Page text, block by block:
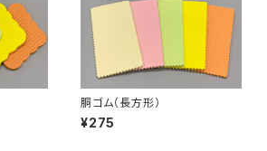
胴ゴム（長方形）
¥275